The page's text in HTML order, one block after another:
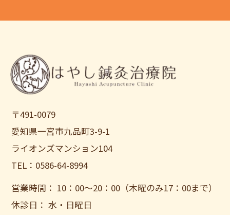
〒491-0079
愛知県一宮市九品町3-9-1
ライオンズマンション104
TEL：0586-64-8994
営業時間： 10：00〜20：00（木曜のみ17：00まで）
休診日： 水・日曜日